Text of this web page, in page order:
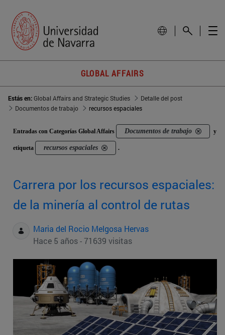
GLOBAL AFFAIRS
Estás en:Global Affairs and Strategic Studies
Detalle del post
Documentos de trabajo
recursos espaciales
Entradas con Categorías Global Affairs Documentos de trabajo y
etiqueta recursos espaciales .
Carrera por los recursos espaciales:
de la minería al control de rutas
Maria del Rocio Melgosa Hervas
Hace 5 años - 71639 visitas